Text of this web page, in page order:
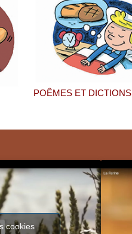
POÊMES ET DICTIONS
cookies